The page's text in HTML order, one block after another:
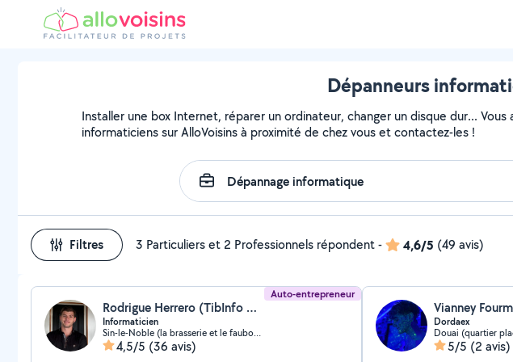
Dépanneurs
Installer une box Internet, réparer un ordinateur, changer un disque dur...
informaticiens sur AlloVoisins à proximité de chez vous et contactez-les !
Filtres 3 Particuliers et 2 Professionnels répondent- 4,6/5 (49 avis)
Auto-entrepreneur
Rodrigue Herrero (TibInfo Douai)
Informaticien
Sin-le-Noble (la brasserie et le faubourg)
4,5/5 (36 avis)
Vianney
Dordaex
Douai (quartier
5/5 (2 avis)